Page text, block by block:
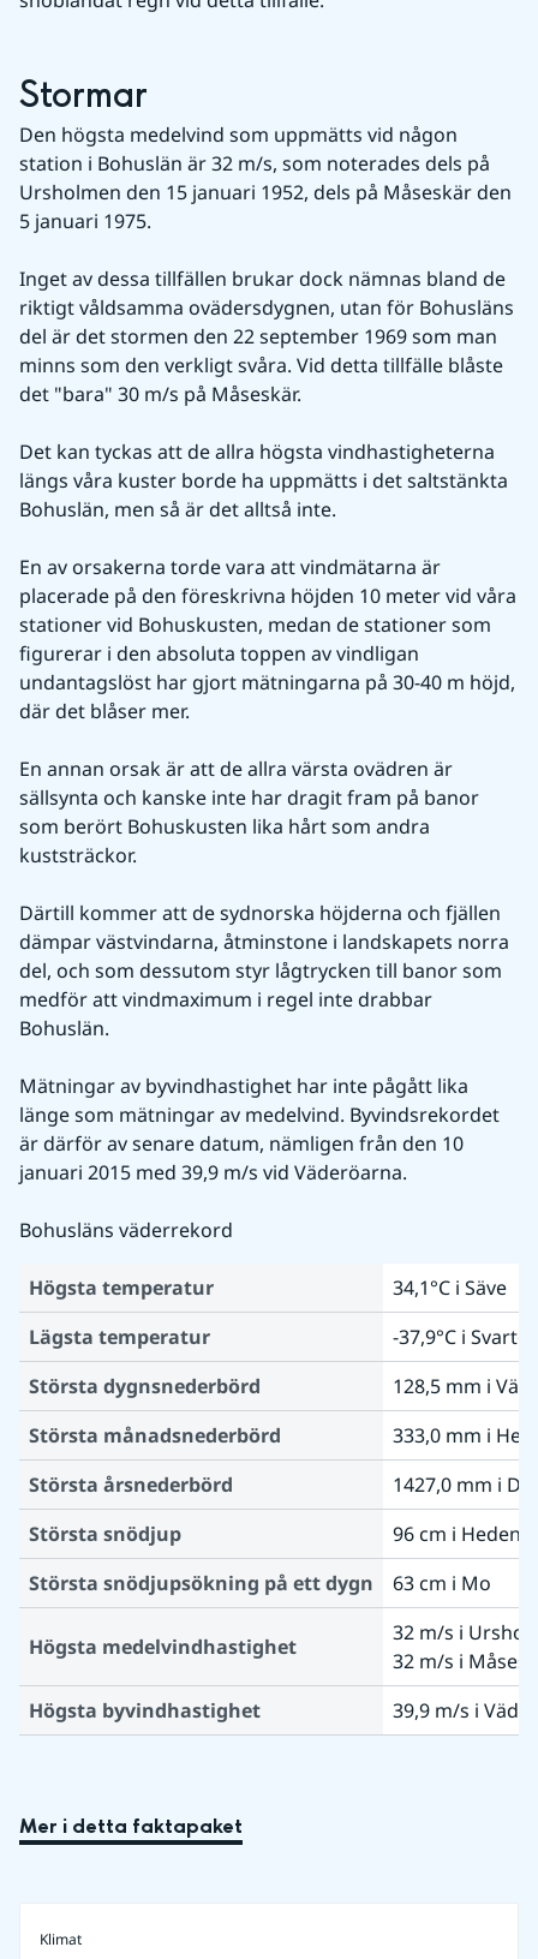
Stormar
Den högsta medelvind som uppmätts vid någon
station i Bohuslän är 32 m/s, som noterades dels på
Ursholmen den 15 januari 1952, dels på Måseskär den
5 januari 1975.
Inget av dessa tillfällen brukar dock nämnas bland de
riktigt våldsamma ovädersdygnen, utan för Bohusläns
del är det stormen den 22 september 1969 som man
minns som den verkligt svåra. Vid detta tillfälle blåste
det "bara" 30 m/s på Måseskär.
Det kan tyckas att de allra högsta vindhastigheterna
längs våra kuster borde ha uppmätts i det saltstänkta
Bohuslän, men så är det alltså inte.
En av orsakerna torde vara att vindmätarna är
placerade på den föreskrivna höjden 10 meter vid våra
stationer vid Bohuskusten, medan de stationer som
figurerar i den absoluta toppen av vindligan
undantagslöst har gjort mätningarna på 30-40 m höjd,
där det blåser mer.
En annan orsak är att de allra värsta ovädren är
sällsynta och kanske inte har dragit fram på banor
som berört Bohuskusten lika hårt som andra
kuststräckor.
Därtill kommer att de sydnorska höjderna och fjällen
dämpar västvindarna, åtminstone i landskapets norra
del, och som dessutom styr lågtrycken till banor som
medför att vindmaximum i regel inte drabbar
Bohuslän.
Mätningar av byvindhastighet har inte pågått lika
länge som mätningar av medelvind. Byvindsrekordet
är därför av senare datum, nämligen från den 10
januari 2015 med 39,9 m/s vid Väderöarna.
Bohusläns väderrekord
Högsta temperatur
34,1°C i Säve
Lägsta temperatur
-37,9°C i
Största dygnsnederbörd
128,5 mm i
Största månadsnederbörd
333,0 mm i
Största årsnederbörd
1427,0 mm i
Största snödjup
96 cm i Heden
Största snödjupsökning på ett dygn
63 cm i Mo
Högsta medelvindhastighet
32 m/s i
32 m/s i
Högsta byvindhastighet
39,9 m/s i
Mer i detta faktapaket
Klimat